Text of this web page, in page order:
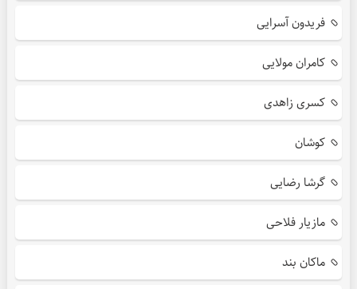
فریدون آسرایی
کامران مولایی
کسری زاهدی
کوشان
گرشا رضایی
مازیار فلاحی
ماکان بند